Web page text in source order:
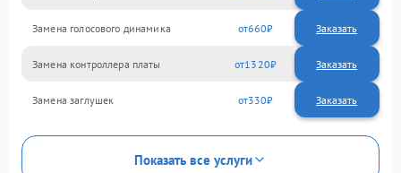
Замена голосового динамика 660
Замена контроллера платы 1320
Замена заглушек 330
Показать все услуги